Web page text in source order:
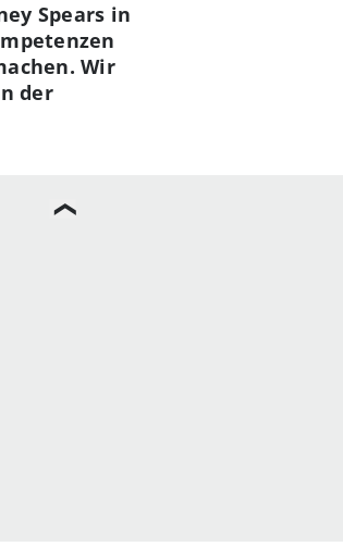
Spears in
Wir
der